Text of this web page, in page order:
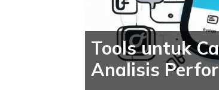
Tools untuk
Analisis